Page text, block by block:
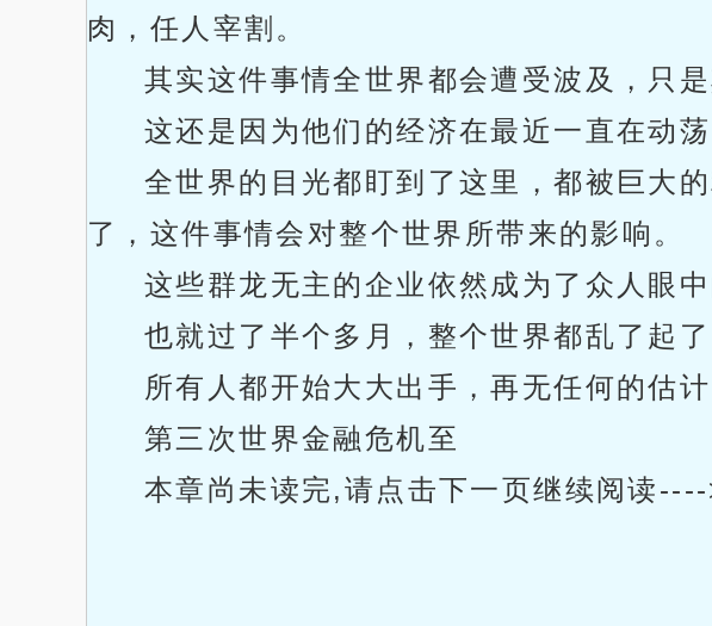
肉，任人宰割。
其实这件事情全世界都会遭受波及，只
这还是因为他们的经济在最近一直在动
全世界的目光都盯到了这里，都被巨大
了，这件事情会对整个世界所带来的影响。
这些群龙无主的企业依然成为了众人眼
也就过了半个多月，整个世界都乱了起了
所有人都开始大大出手，再无任何的估计
第三次世界金融危机至
本章尚未读完,请点击下一页继续阅读